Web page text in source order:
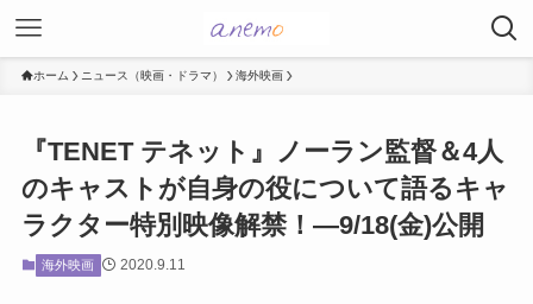
ホーム ニュース（映画・ドラマ） 海外映画
『TENET テネット』ノーラン監督＆4人
のキャストが自身の役について語るキャ
ラクター特別映像解禁！―9/18(金)公開
海外映画 2020.9.11